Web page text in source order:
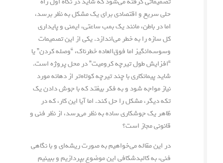
حلی سریع و اقتصادی برای یک مشکل به نظر برسد،
اما در باطن، مانند یک بمب ساعتی، ایمنی و پایداری
کل سازه را به خطر می‌اندازد. یکی از این تصمیمات
وسوسه‌انگیز اما فوق‌العاده خطرناک، “وصله کردن” یا
“افزایش طول تیرچه کرومیت” در محل پروژه است.
شاید پیمانکاری با چند تیرچه کوتاه‌تر از دهانه مورد
نیاز مواجه شود و به فکر بیفتد که با جوش دادن یک
تکه دیگر، مشکل را حل کند. اما آیا این کار، که در
ظاهر یک جوشکاری ساده به نظر می‌رسد، از نظر فنی و
قانونی مجاز است؟
در این مقاله می‌خواهیم به صورت ریشه‌ای و با نگاهی
فنی، به کالبدشکافی این موضوع بپردازیم و ببینیم